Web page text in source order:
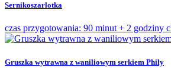
Sernikoszarlotka
czas przygotowania: 90 minut + 2 godziny
Gruszka wytrawna z waniliowym serkiem Phily